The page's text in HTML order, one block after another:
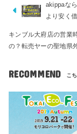
akippaな
より安く
キンブル大府店の営業
の？転売ヤーの聖地県
RECOMMEND